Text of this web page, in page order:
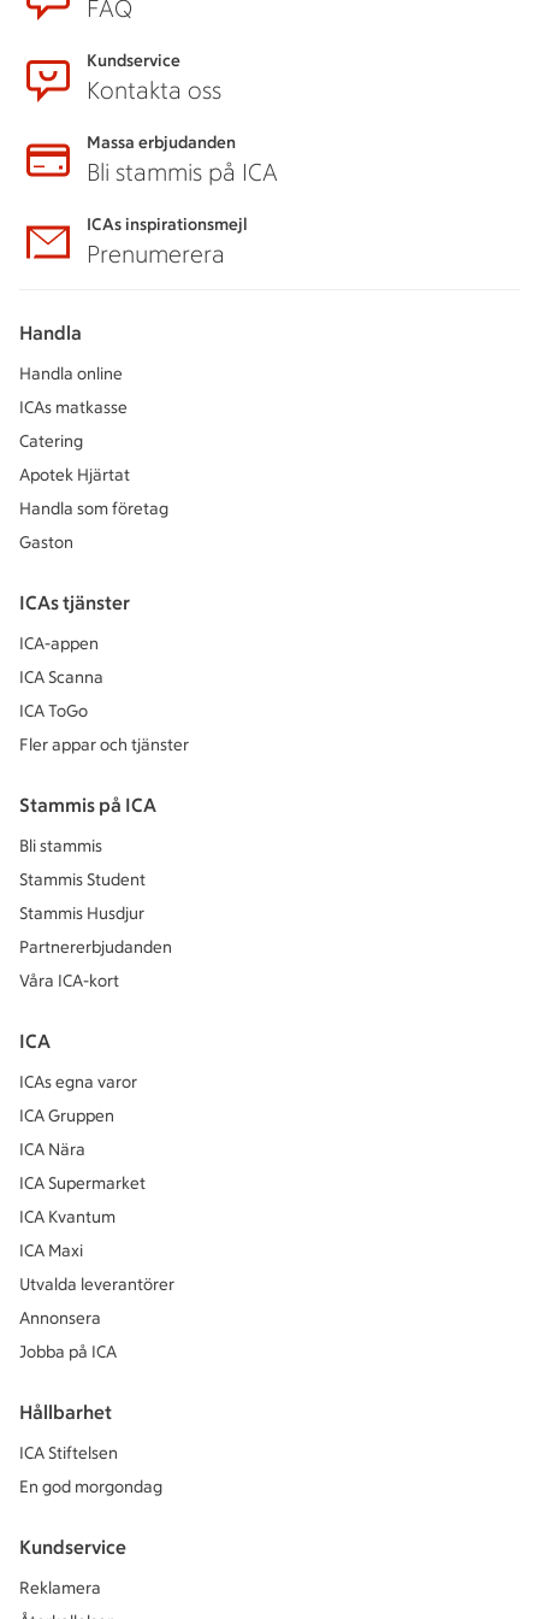
FAQ
Kundservice
Kontakta oss
Massa erbjudanden
Bli stammis på ICA
ICAs inspirationsmejl
Prenumerera
Handla
Handla online
ICAs matkasse
Catering
Apotek Hjärtat
Handla som företag
Gaston
ICAs tjänster
ICA-appen
ICA Scanna
ICA ToGo
Fler appar och tjänster
Stammis på ICA
Bli stammis
Stammis Student
Stammis Husdjur
Partnererbjudanden
Våra ICA-kort
ICA
ICAs egna varor
ICA Gruppen
ICA Nära
ICA Supermarket
ICA Kvantum
ICA Maxi
Utvalda leverantörer
Annonsera
Jobba på ICA
Hållbarhet
ICA Stiftelsen
En god morgondag
Kundservice
Reklamera